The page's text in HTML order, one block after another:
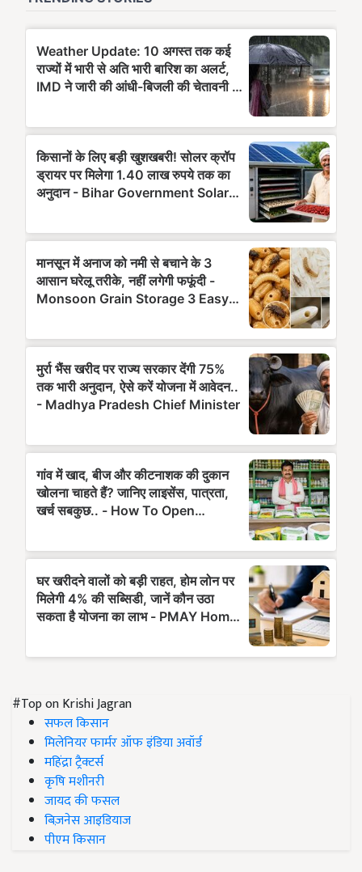
#Top on Krishi Jagran
सफल किसान
मिलेनियर फार्मर ऑफ इंडिया अवॉर्ड
महिंद्रा ट्रैक्टर्स
कृषि मशीनरी
जायद की फसल
बिज़नेस आइडियाज
पीएम किसान